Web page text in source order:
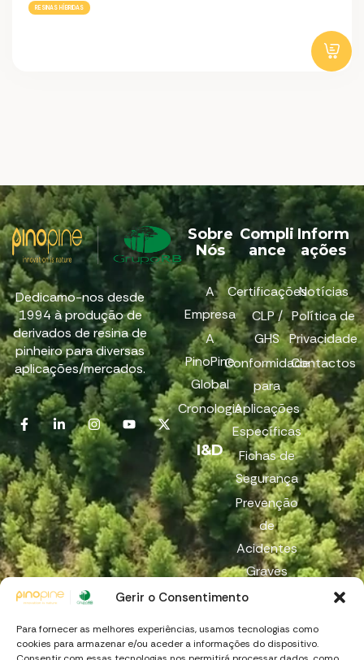
Gerir o Consentimento
Para fornecer as melhores experiências, usamos tecnologias como
cookies para armazenar e/ou aceder a informações do dispositivo.
RESINAS HÍBRIDAS
Dedicamo-nos desde
1994 à produção de
derivados de resina de
pinheiro para diversas
aplicações/mercados.
Sobre
Nós
A
Empresa
A
PinoPine
Global
Cronologia
I&D
Compli
ance
Certificações
CLP /
GHS
Conformidade
para
Aplicações
Específicas
Fichas de
Segurança
Prevenção
de
Acidentes
Graves
Denúncia
Inform
ações
Notícias
Política de
Privacidade
Contactos